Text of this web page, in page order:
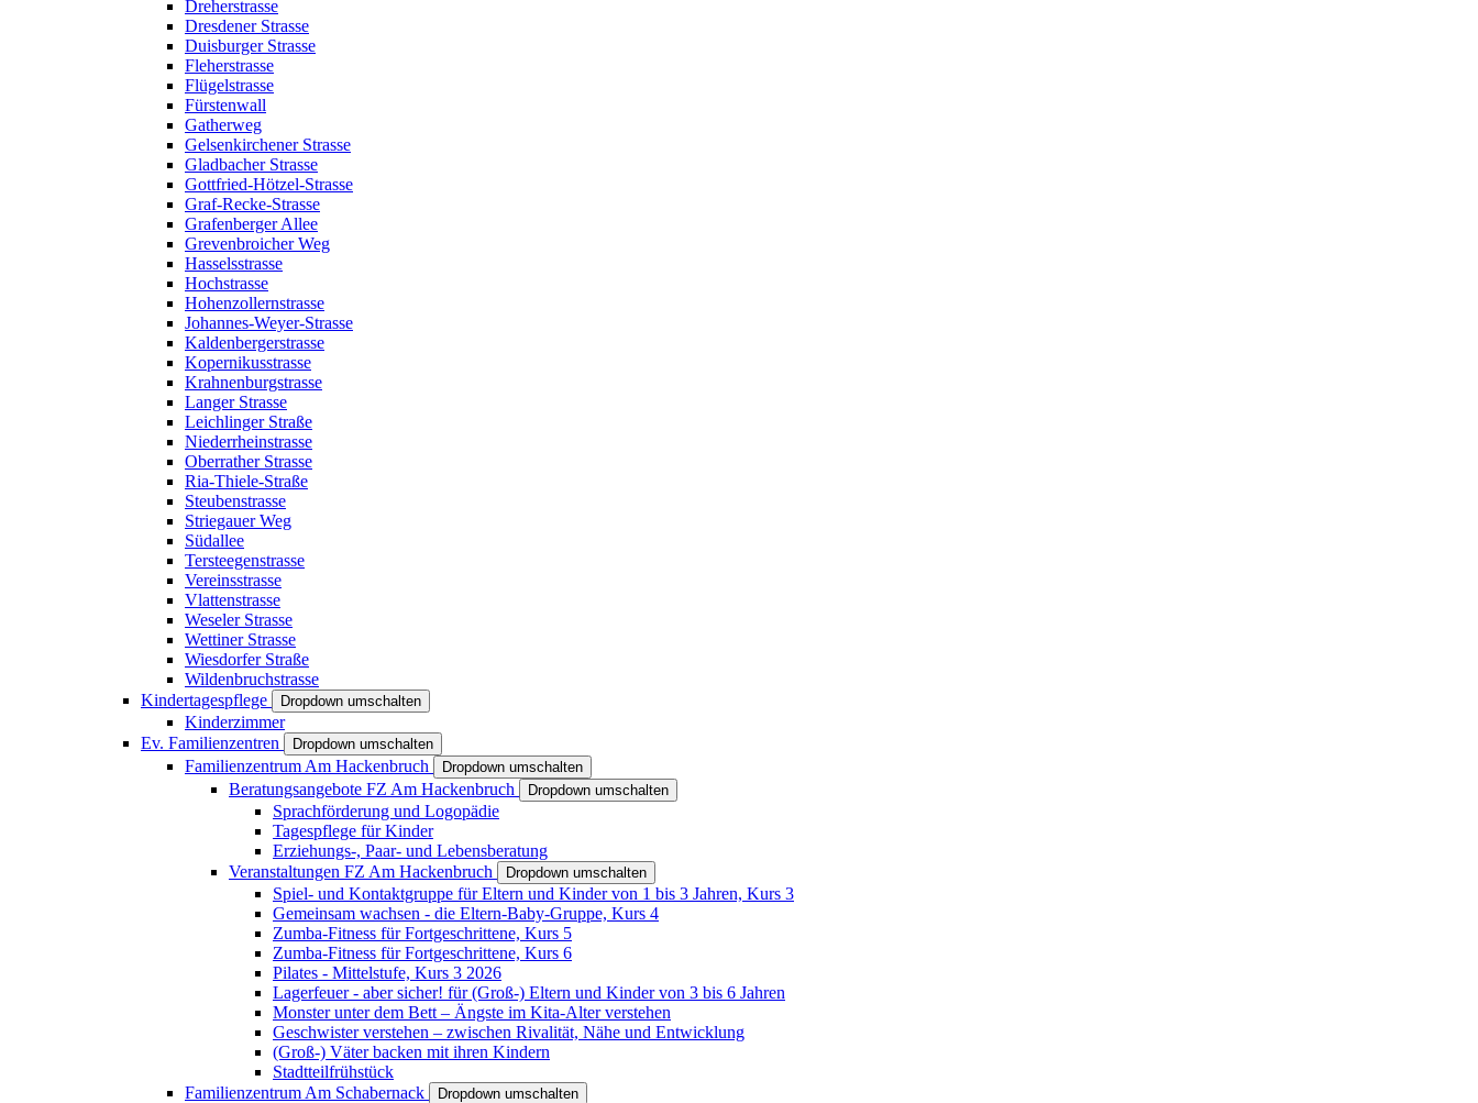
Dreherstrasse
Dresdener Strasse
Duisburger Strasse
Fleherstrasse
Flügelstrasse
Fürstenwall
Gatherweg
Gelsenkirchener Strasse
Gladbacher Strasse
Gottfried-Hötzel-Strasse
Graf-Recke-Strasse
Grafenberger Allee
Grevenbroicher Weg
Hasselsstrasse
Hochstrasse
Hohenzollernstrasse
Johannes-Weyer-Strasse
Kaldenbergerstrasse
Kopernikusstrasse
Krahnenburgstrasse
Langer Strasse
Leichlinger Straße
Niederrheinstrasse
Oberrather Strasse
Ria-Thiele-Straße
Steubenstrasse
Striegauer Weg
Südallee
Tersteegenstrasse
Vereinsstrasse
Vlattenstrasse
Weseler Strasse
Wettiner Strasse
Wiesdorfer Straße
Wildenbruchstrasse
Kindertagespflege
Dropdown umschalten
Kinderzimmer
Ev. Familienzentren
Dropdown umschalten
Familienzentrum Am Hackenbruch Dropdown umschalten
Beratungsangebote FZ Am Hackenbruch Dropdown umschalten
Sprachförderung und Logopädie
Tagespflege für Kinder
Erziehungs-, Paar- und Lebensberatung
Veranstaltungen FZ Am Hackenbruch
Dropdown umschalten
Spiel- und Kontaktgruppe für Eltern und Kinder von 1 bis 3 Jahren, Kurs 3
Gemeinsam wachsen - die Eltern-Baby-Gruppe, Kurs 4
Zumba-Fitness für Fortgeschrittene, Kurs 5
Zumba-Fitness für Fortgeschrittene, Kurs 6
Pilates - Mittelstufe, Kurs 3 2026
Lagerfeuer - aber sicher! für (Groß-) Eltern und Kinder von 3 bis 6 Jahren
Monster unter dem Bett – Ängste im Kita-Alter verstehen
Geschwister verstehen – zwischen Rivalität, Nähe und Entwicklung
(Groß-) Väter backen mit ihren Kindern
Stadtteilfrühstück
Familienzentrum Am Schabernack
Dropdown umschalten